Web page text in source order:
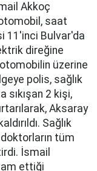
Akkoç
saat
11'inci Bulvar'da
direğine
üzerine
polis, sağlık
2 kişi,
Aksaray
Sağlık
tüm
İsmail
ettiği